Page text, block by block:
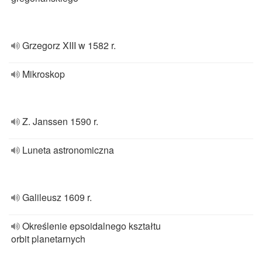
Grzegorz XIII w 1582 r.
Mikroskop
Z. Janssen 1590 r.
Luneta astronomiczna
Galileusz 1609 r.
Określenie epsoidalnego kształtu
orbit planetarnych